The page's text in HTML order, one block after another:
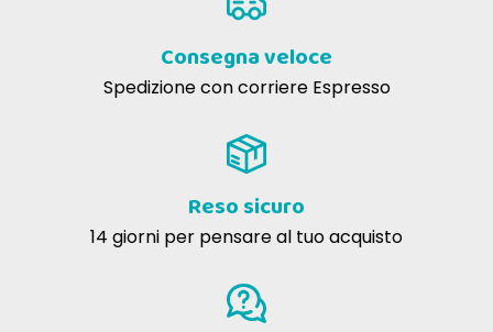
Consegna veloce
Spedizione con corriere Espresso
Reso sicuro
14 giorni per pensare al tuo acquisto